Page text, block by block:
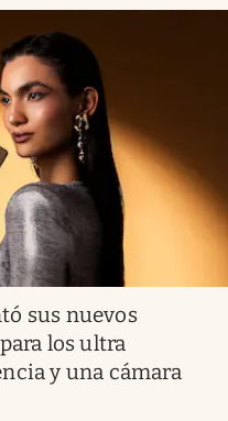
sus nuevos
los ultra
y una cámara